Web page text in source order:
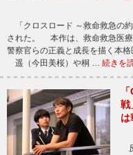
「クロスロード ～救命救急の
された。 本作は、救命救急医療
警察官らの正義と成長を描く本
遥（今田美桜）や桐 … 続きを
戦
は